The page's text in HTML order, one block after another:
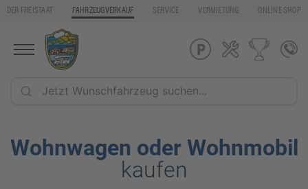
DER FREISTAAT FAHRZEUGVERKAUF SERVICE VERMIETUNG ONLINE SHOP
Wohnwagen oder Wohnmobil
kaufen